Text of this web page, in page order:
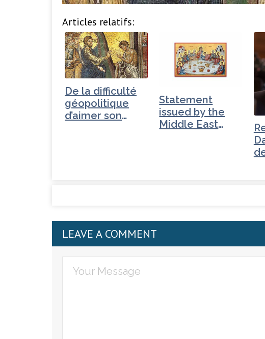
Articles relatifs:
De la difficulté
géopolitique
d’aimer son
Statement
issued by the
Middle East
LEAVE A COMMENT